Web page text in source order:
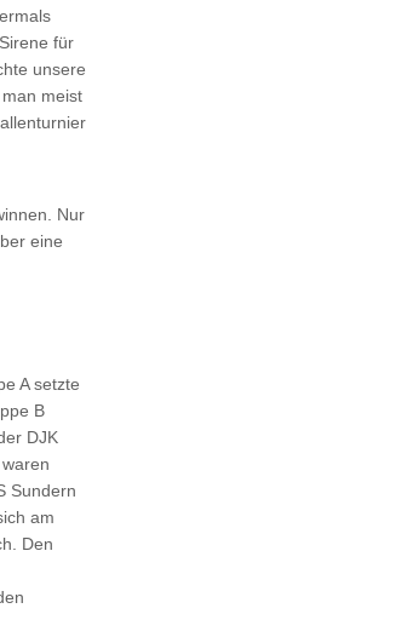
für
unsere
meist
Nur
eine
A setzte
B
DJK
Sundern
am
Den